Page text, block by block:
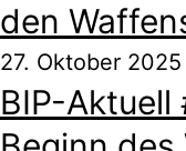
den
27. Oktober 2025
BIP-